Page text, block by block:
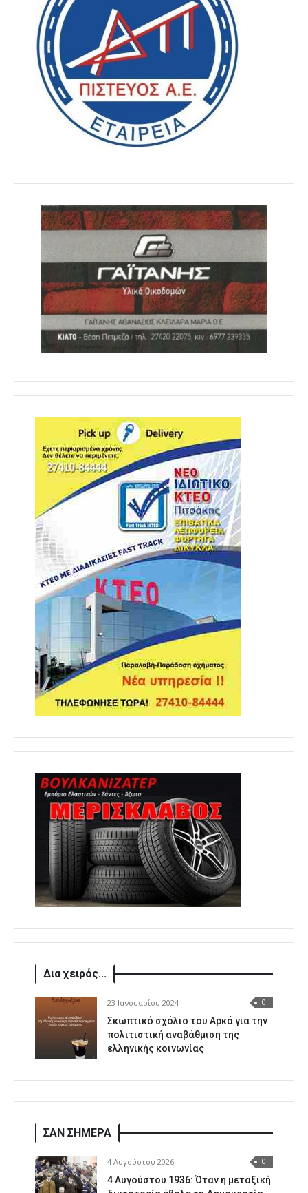
Δια χειρός...
23 Ιανουαρίου 2024 0
Σκωπτικό σχόλιο του Αρκά για την
πολιτιστική αναβάθμιση της
ελληνικής κοινωνίας
ΣΑΝ ΣΗΜΕΡΑ
4 Αυγούστου 2026 0
4 Αυγούστου 1936: Όταν η μεταξική